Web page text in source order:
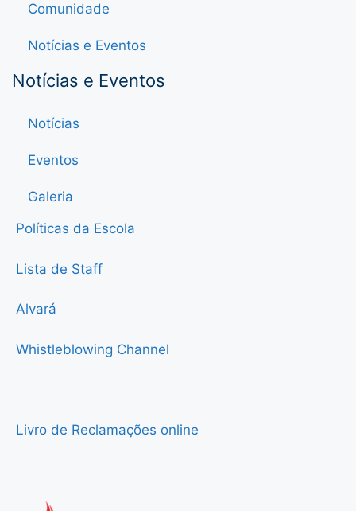
Comunidade
Notícias e Eventos
Notícias e Eventos
Notícias
Eventos
Galeria
Políticas da Escola
Lista de Staff
Alvará
Whistleblowing Channel
Livro de Reclamações online